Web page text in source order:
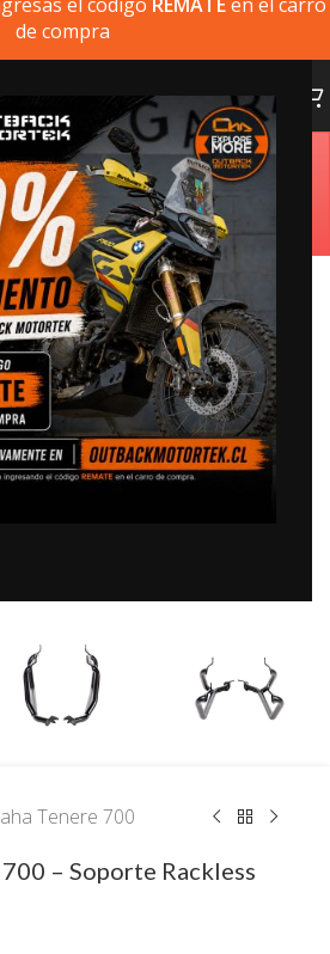
de compra
si el producto que busca no está
comprarlo directamente en
Tenere 700
– Soporte Rackless